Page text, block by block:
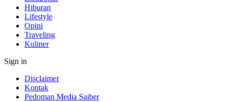
Hiburan
Lifestyle
Opini
Traveling
Kuliner
Sign in
Disclaimer
Kontak
Pedoman Media Saiber